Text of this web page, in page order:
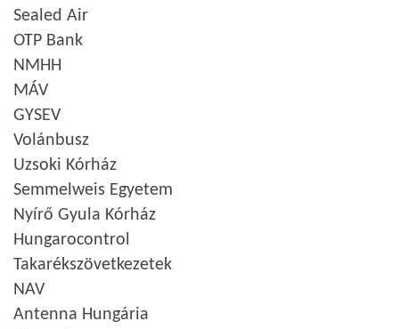
Sealed Air
OTP Bank
NMHH
MÁV
GYSEV
Volánbusz
Uzsoki Kórház
Semmelweis Egyetem
Nyírő Gyula Kórház
Hungarocontrol
Takarékszövetkezetek
NAV
Antenna Hungária